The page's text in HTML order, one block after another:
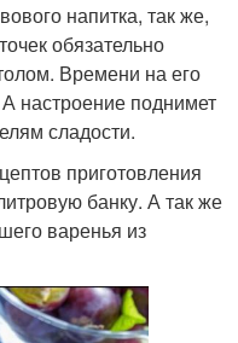
напитка, так же,
обязательно
Времени на его
настроение поднимет
сладости.
приготовления
банку. А так же
варенья из